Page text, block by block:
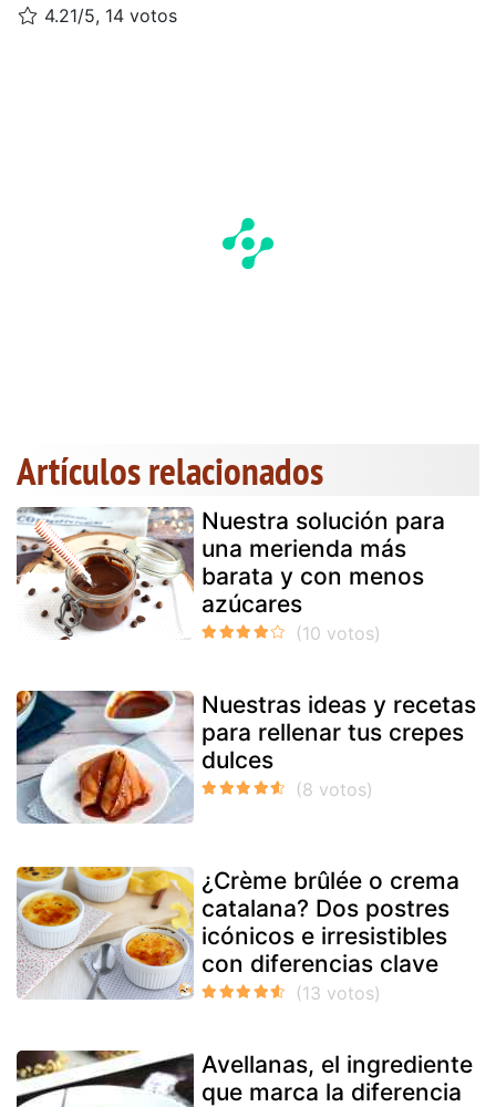
4.21/5, 14 votos
Artículos relacionados
Nuestra solución para
una merienda más
barata y con menos
azúcares
Nuestras ideas y recetas
para rellenar tus crepes
dulces
¿Crème brûlée o crema
catalana? Dos postres
icónicos e irresistibles
con diferencias clave
Avellanas, el ingrediente
que marca la diferencia